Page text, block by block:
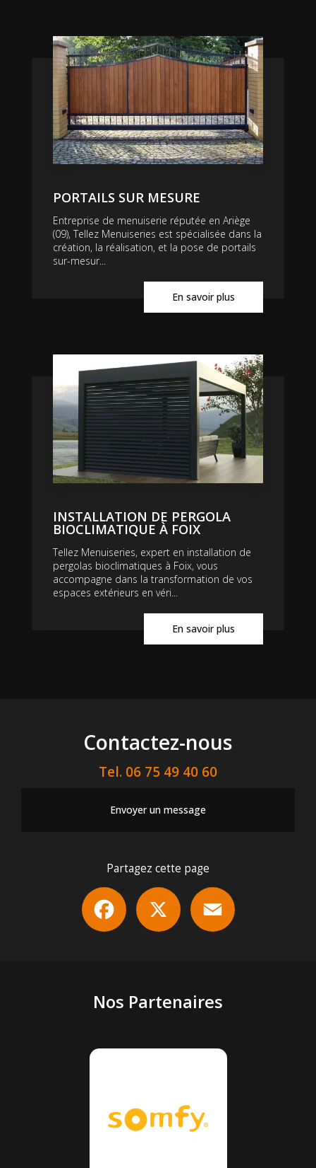
PORTAILS SUR MESURE
Entreprise de menuiserie réputée en Ariège
(09), Tellez Menuiseries est spécialisée dans la
création, la réalisation, et la pose de portails
sur-mesur...
En savoir plus
INSTALLATION DE PERGOLA
BIOCLIMATIQUE À FOIX
Tellez Menuiseries, expert en installation de
pergolas bioclimatiques à Foix, vous
accompagne dans la transformation de vos
espaces extérieurs en véri...
En savoir plus
Contactez-nous
Tel. 06 75 49 40 60
Envoyer un message
Partagez cette page
Facebook
Nos Partenaires